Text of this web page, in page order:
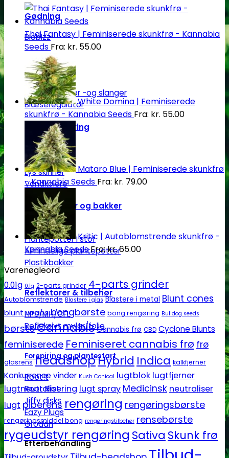
Gødning
Biobizz
Ventilation
Blæsere
Ventilationsrør -og slanger
Blæseregulator
Automatisering
Tidskontrol
Klimakontrol
Lys skinner
Vandkølere
Plantepotter og bakker
Air-Pot®
Plantepotter i stof
Almindelige plantepotter
Plastikbakker
Reflektorer & tilbehør
HPS/MH/CFL
Refleksivt mylar/folie
Forspiring og plantestart
Root!t
Root Riot
Jiffy disks
Eazy Plugs
Grodan
Efterbehandling
Thai Fantasy | Feminiserede skunkfrø - Kannabia
Seeds Fra: kr. 55.00
White Domina | Feminiserede
skunkfrø - Kannabia Seeds Fra: kr. 55.00
Mataro Blue | Feminiserede skunkfrø
- Kannabia Seeds Fra: kr. 79.00
Kritic | Autoblomstrende skunkfrø -
Kannabia SeedsFra:kr.65.00
Varenøgleord
0.01g 0.1g 2-parts grinder 4-parts grinder
Autoblomstrende Blastere i glas Blastere i metal Blunt cones
blunt wrapsbongbørste bong rengøring Bulldog seeds
børsteCannabis Cannabis frø CBD Cyclone Blunts
feminiserede Feminiseret cannabis frø frø
glasrens headshopHybrid Indica kalkfjerner
Konkurrence vinder Kush Conical lugtblok lugtfjerner
lugtneutralisering lugt spray Medicinsk neutraliser
lugt piberens rengøring rengøringsbørste
rengøringsmiddel bong rengøringstilbehør rensebørste
rygeudstyr rengøring Sativa Skunk frø